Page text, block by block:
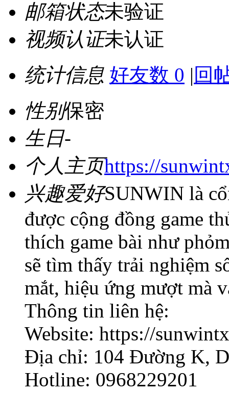
邮箱状态未验证
视频认证未认证
统计信息 好友数 0 | 回
性别保密
生日-
个人主页https://
兴趣爱好SUNWIN là
được cộng đồng game
thích game bài như
sẽ tìm thấy trải nghiệm
mắt, hiệu ứng mượt mà
Thông tin liên hệ:
Website: https://
Địa chỉ: 104 Đường K,
Hotline: 0968229201